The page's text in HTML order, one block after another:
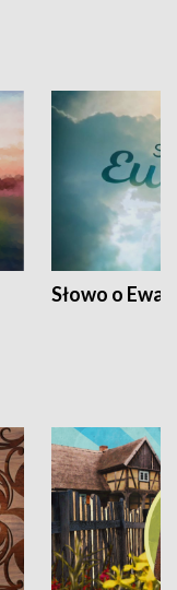
Słowo o